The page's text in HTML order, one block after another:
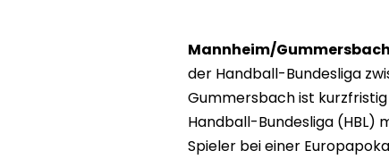
Mannheim/Gummersbach
der Handball-Bundesliga
Gummersbach ist
Handball-Bundesliga
Spieler bei einer